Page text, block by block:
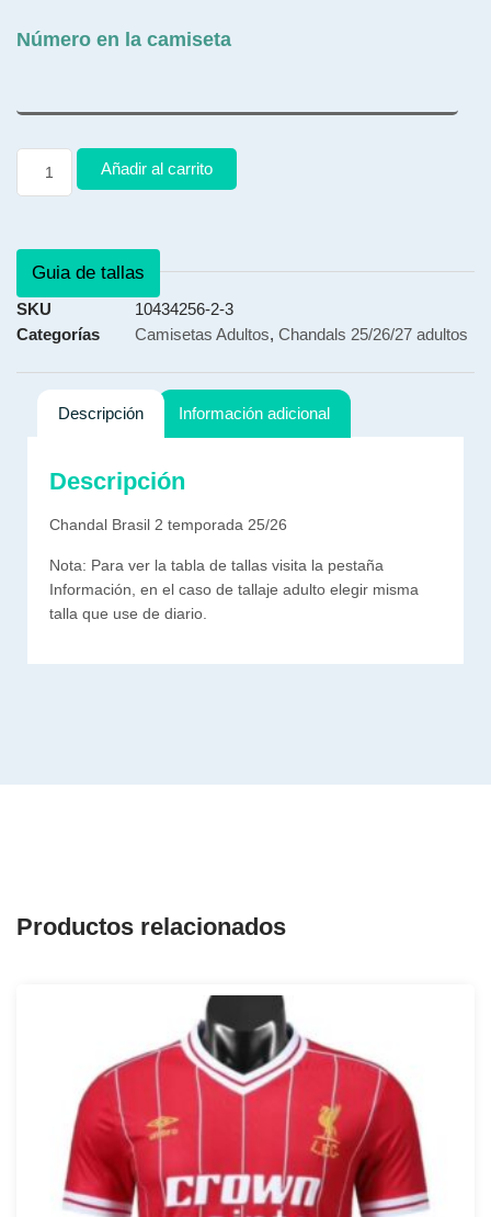
Número en la camiseta
Añadir al carrito
Guia de tallas
SKU
10434256-2-3
Categorías
Camisetas Adultos, Chandals 25/26/27 adultos
Descripción Información adicional
Descripción
Chandal Brasil 2 temporada 25/26
Nota: Para ver la tabla de tallas visita la pestaña
Información, en el caso de tallaje adulto elegir misma
talla que use de diario.
Productos relacionados